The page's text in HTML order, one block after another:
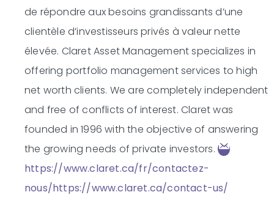
de répondre aux besoins grandissants d’une
clientèle d’investisseurs privés à valeur nette
élevée. Claret Asset Management specializes in
offering portfolio management services to high
net worth clients. We are completely independent
and free of conflicts of interest. Claret was
founded in 1996 with the objective of answering
the growing needs of private investors.
https://www.claret.ca/fr/contactez-
nous/https://www.claret.ca/contact-us/